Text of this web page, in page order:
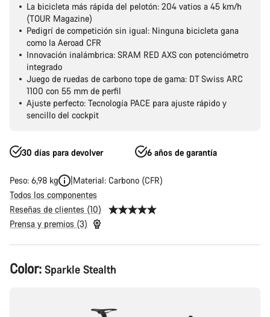
La bicicleta más rápida del pelotón: 204 vatios a 45 km/h
(TOUR Magazine)
Pedigrí de competición sin igual: Ninguna bicicleta gana
como la Aeroad CFR
Innovación inalámbrica: SRAM RED AXS con potenciómetro
integrado
Juego de ruedas de carbono tope de gama: DT Swiss ARC
1100 con 55 mm de perfil
Ajuste perfecto: Tecnología PACE para ajuste rápido y
sencillo del cockpit
30 días para devolver 6 años de garantía
Peso: 6,98 kg
Material: Carbono (CFR)
Todos los componentes
Reseñas de clientes (10)
Prensa y premios (3)
Configuración
del
Color: Sparkle Stealth